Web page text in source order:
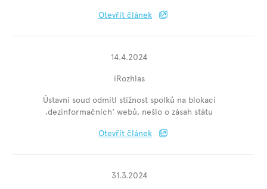
Otevřít článek
14.4.2024
iRozhlas
Ústavní soud odmítl stížnost spolků na blokaci
‚dezinformačních‘ webů, nešlo o zásah státu
Otevřít článek
31.3.2024